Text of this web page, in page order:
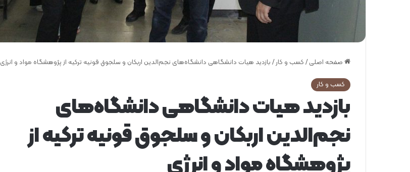
صفحه اصلی / کسب و کار / بازدید هیات دانشگاهی دانشگاه‌های نجم‌الدین اربکان و سلجوق قونیه ترکیه از پژوهشگاه مواد و انرژی
کسب و کار
بازدید هیات دانشگاهی دانشگاه‌های
نجم‌الدین اربکان و سلجوق قونیه ترکیه از
پژوهشگاه مواد و انرژی